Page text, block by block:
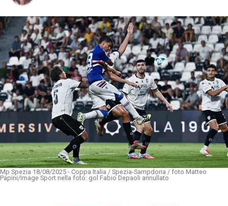
Mp Spezia 18/08/2025 - Coppa Italia / Spezia-Sampdoria / foto Matteo
Papini/Image Sport nella foto: gol Fabio Depaoli annullato